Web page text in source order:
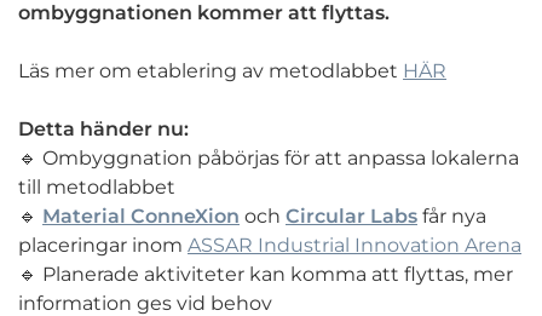
ombyggnationen kommer att flyttas.
Läs mer om etablering av metodlabbet HÄR
Detta händer nu:
🔹 Ombyggnation påbörjas för att anpassa lokalerna
till metodlabbet
🔹 Material ConneXion och Circular Labs får nya
placeringar inom ASSAR Industrial Innovation Arena
🔹 Planerade aktiviteter kan komma att flyttas, mer
information ges vid behov